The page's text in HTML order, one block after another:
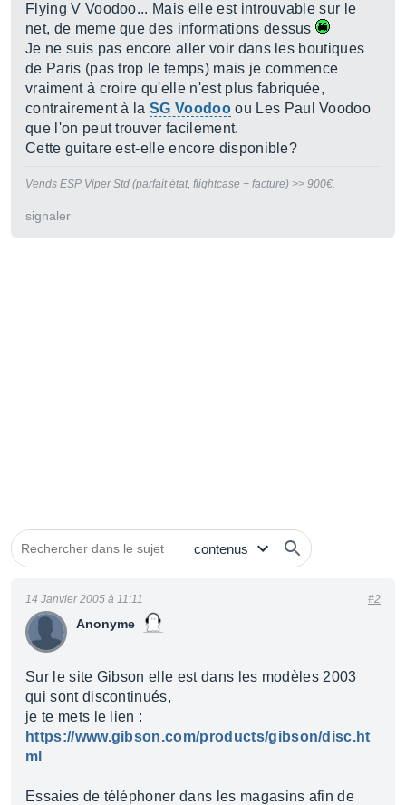
Flying V Voodoo... Mais elle est introuvable sur le
net, de meme que des informations dessus
Je ne suis pas encore aller voir dans les boutiques
de Paris (pas trop le temps) mais je commence
vraiment à croire qu'elle n'est plus fabriquée,
contrairement à laSG Voodooou Les Paul Voodoo
que l'on peut trouver facilement.
Cette guitare est-elle encore disponible?
Vends ESP Viper Std (parfait état, flightcase + facture) >> 900€.
signaler
Anonyme
14 Janvier 2005 à 11:11 #2
Sur le site Gibson elle est dans les modèles 2003
qui sont discontinués,
je te mets le lien :
https://www.gibson.com/products/gibson/disc.ht
ml
Essaies de téléphoner dans les magasins afin de